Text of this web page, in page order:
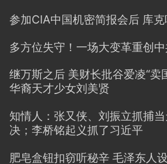
参加CIA中国机密简报会后 库
多方位失守！一场大变革重创
继万斯之后 美财长批谷爱凌“卖
华裔天才少女刘美贤
知情人：张又侠、刘振立抓捕
决；李桥铭起义抓了习近平
肥皂盒钮扣窃听秘辛 毛泽东人